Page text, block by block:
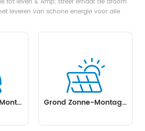
leveren van schone energie voor alle
Tracking Zonne-Montagesysteem Grond Zonne-Montagesysteem